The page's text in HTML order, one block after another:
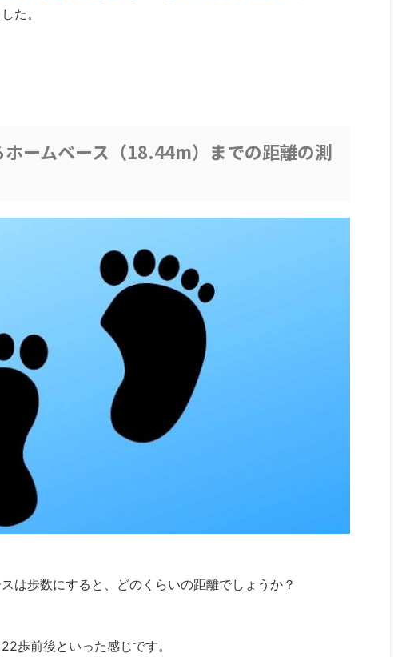
た。
ームベース（18.44m）までの距離の測
は歩数にすると、どのくらいの距離でしょうか？
歩前後といった感じです。